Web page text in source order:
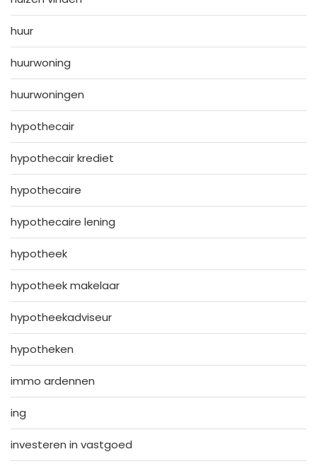
huur
huurwoning
huurwoningen
hypothecair
hypothecair krediet
hypothecaire
hypothecaire lening
hypotheek
hypotheek makelaar
hypotheekadviseur
hypotheken
immo ardennen
ing
investeren in vastgoed